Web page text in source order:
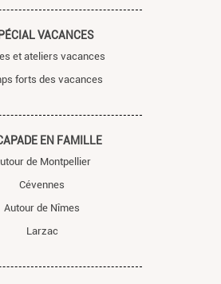
VACANCES
et ateliers vacances
forts des vacances
EN FAMILLE
de Montpellier
Cévennes
Autour de Nîmes
Larzac